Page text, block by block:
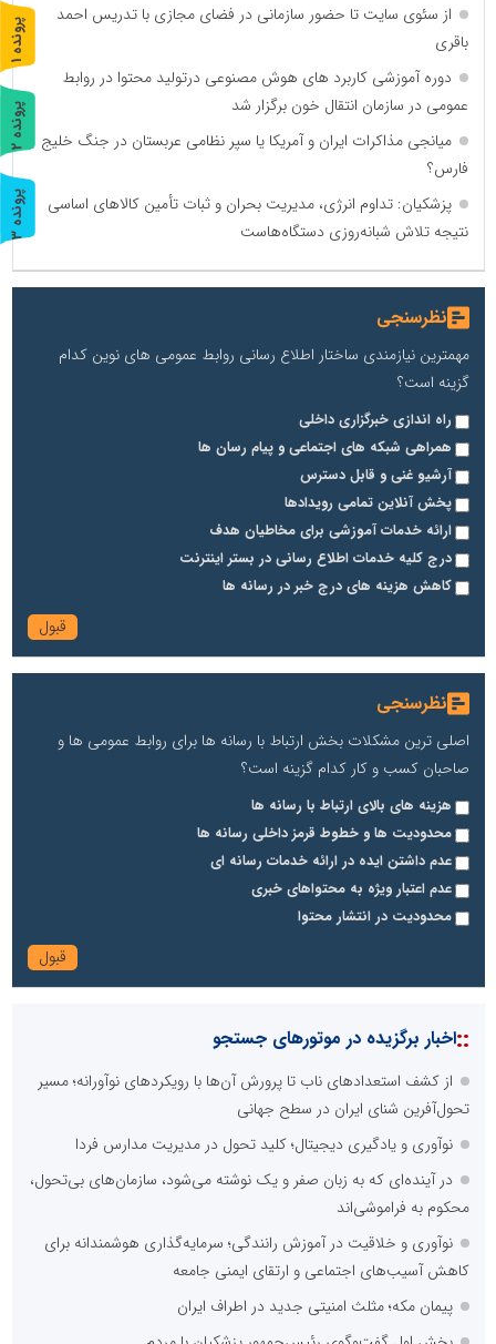
از سئوی سایت تا حضور سازمانی در فضای مجازی با تدریس احمد
باقری
دوره آموزشی کاربرد های هوش مصنوعی درتولید محتوا در روابط
عمومی در سازمان انتقال خون برگزار شد
میانجی مذاکرات ایران و آمریکا یا سپر نظامی عربستان در جنگ خلیج
فارس؟
پزشکیان: تداوم انرژی، مدیریت بحران و ثبات تأمین کالاهای اساسی
نتیجه تلاش شبانه‌روزی دستگاه‌هاست
نظرسنجی
مهمترین نیازمندی ساختار اطلاع رسانی روابط عمومی های نوین کدام
گزینه است؟
راه اندازی خبرگزاری داخلی
همراهی شبکه های اجتماعی و پیام رسان ها
آرشیو غنی و قابل دسترس
پخش آنلاین تمامی رویدادها
ارائه خدمات آموزشی برای مخاطیان هدف
درج کلیه خدمات اطلاع رسانی در بستر اینترنت
کاهش هزینه های درج خبر در رسانه ها
نظرسنجی
اصلی ترین مشکلات بخش ارتباط با رسانه ها برای روابط عمومی ها و
صاحبان کسب و کار کدام گزینه است؟
هزینه های بالای ارتباط با رسانه ها
محدودیت ها و خطوط قرمز داخلی رسانه ها
عدم داشتن ایده در ارائه خدمات رسانه ای
عدم اعتبار ویژه به محتواهای خبری
محدودیت در انتشار محتوا
::اخبار برگزیده در موتورهای جستجو
از کشف استعدادهای ناب تا پرورش آن‌ها با رویکردهای نوآورانه؛ مسیر
تحول‌آفرین شنای ایران در سطح جهانی
نوآوری و یادگیری دیجیتال؛ کلید تحول در مدیریت مدارس فردا
در آینده‌ای که به زبان صفر و یک نوشته می‌شود، سازمان‌های بی‌تحول،
محکوم به فراموشی‌اند
نوآوری و خلاقیت در آموزش رانندگی؛ سرمایه‌گذاری هوشمندانه برای
کاهش آسیب‌های اجتماعی و ارتقای ایمنی جامعه
پیمان مکه؛ مثلث امنیتی جدید در اطراف ایران
پ
ر
و
ن
د
ه
1
پ
ر
و
ن
د
ه
2
پ
ر
و
ن
د
ه
3